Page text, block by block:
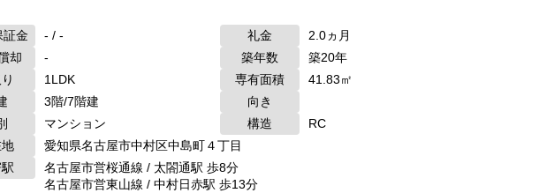
証金 - / - 礼金
2.0ヵ月
却
- 築年数
築20年
1LDK 専有面積
41.83㎡
3階/7階建
向き
マンション 構造
RC
愛知県名古屋市中村区中島町４丁目
名古屋市営桜通線 / 太閤通駅 歩8分
名古屋市営東山線 / 中村日赤駅 歩13分